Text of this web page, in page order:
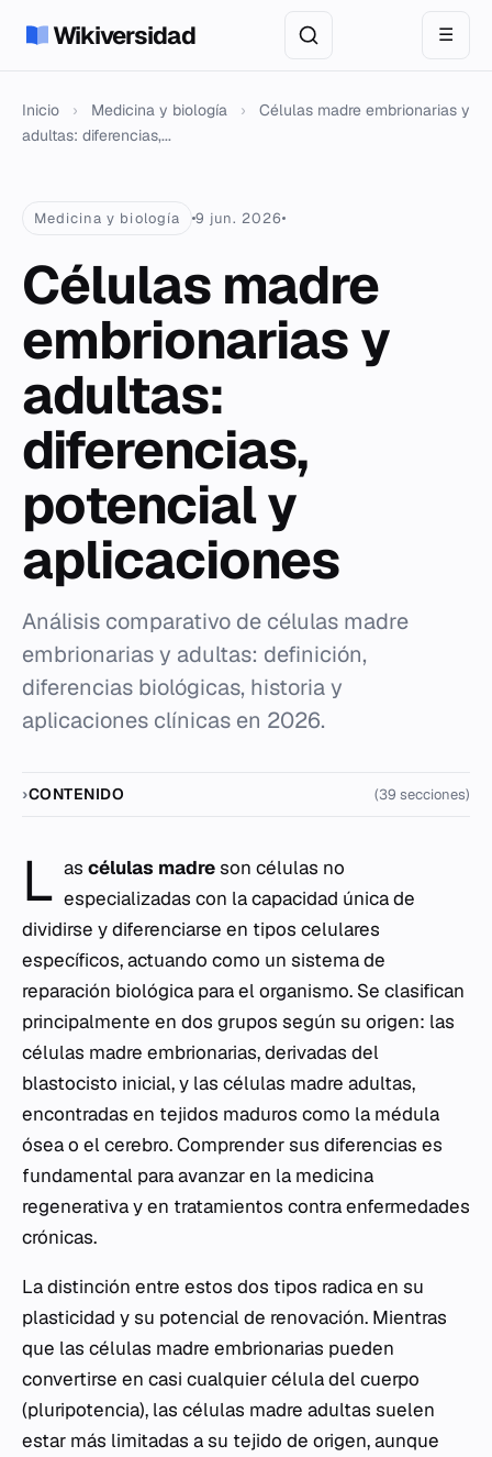
Wikiversidad ☰
Inicio › Medicina y biología ›
Células madre embrionarias y
adultas: diferencias,...
Medicina y biología 9 jun. 2026
Células madre
embrionarias y
adultas:
diferencias,
potencial y
aplicaciones
Análisis comparativo de células madre
embrionarias y adultas: definición,
diferencias biológicas, historia y
aplicaciones clínicas en 2026.
CONTENIDO (39 secciones)
L as células madreson células no
especializadas con la capacidad única de
dividirse y diferenciarse en tipos celulares
específicos, actuando como un sistema de
reparación biológica para el organismo. Se clasifican
principalmente en dos grupos según su origen: las
células madre embrionarias, derivadas del
blastocisto inicial, y las células madre adultas,
encontradas en tejidos maduros como la médula
ósea o el cerebro. Comprender sus diferencias es
fundamental para avanzar en la medicina
regenerativa y en tratamientos contra enfermedades
crónicas.
La distinción entre estos dos tipos radica en su
plasticidad y su potencial de renovación. Mientras
que las células madre embrionarias pueden
convertirse en casi cualquier célula del cuerpo
(pluripotencia), las células madre adultas suelen
estar más limitadas a su tejido de origen, aunque